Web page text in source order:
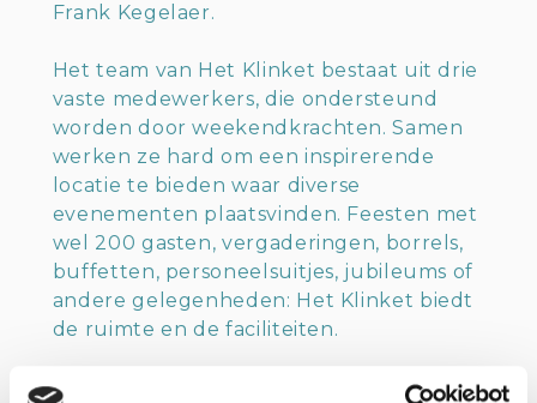
Frank Kegelaer.
Het team van Het Klinket bestaat uit drie
vaste medewerkers, die ondersteund
worden door weekendkrachten. Samen
werken ze hard om een inspirerende
locatie te bieden waar diverse
evenementen plaatsvinden. Feesten met
wel 200 gasten, vergaderingen, borrels,
buffetten, personeelsuitjes, jubileums of
andere gelegenheden: Het Klinket biedt
de ruimte en de faciliteiten.
Lokale productie